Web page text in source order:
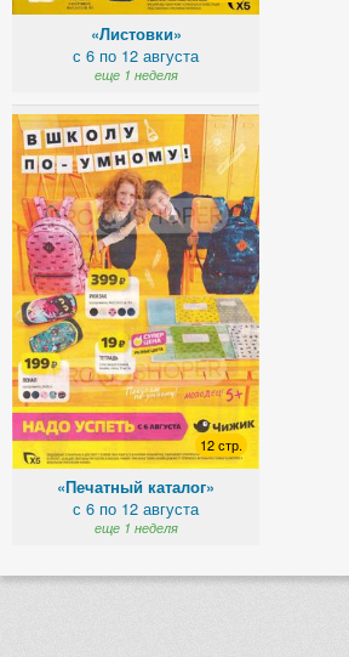
«Листовки»
с 6 по 12 августа
еще 1 неделя
12 стр.
«Печатный каталог»
с 6 по 12 августа
еще 1 неделя